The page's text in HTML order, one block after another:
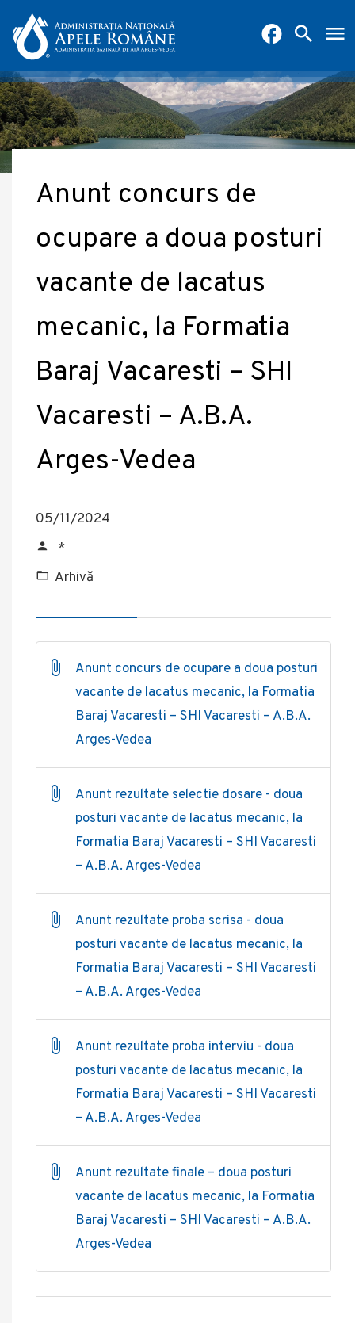
Anunt concurs de
ocupare a doua posturi
vacante de lacatus
mecanic, la Formatia
Baraj Vacaresti – SHI
Vacaresti – A.B.A.
Arges-Vedea
05/11/2024
*
Arhivă
Anunt concurs de ocupare a doua posturi
vacante de lacatus mecanic, la Formatia
Baraj Vacaresti – SHI Vacaresti – A.B.A.
Arges-Vedea
Anunt rezultate selectie dosare - doua
posturi vacante de lacatus mecanic, la
Formatia Baraj Vacaresti – SHI Vacaresti
– A.B.A. Arges-Vedea
Anunt rezultate proba scrisa - doua
posturi vacante de lacatus mecanic, la
Formatia Baraj Vacaresti – SHI Vacaresti
– A.B.A. Arges-Vedea
Anunt rezultate proba interviu - doua
posturi vacante de lacatus mecanic, la
Formatia Baraj Vacaresti – SHI Vacaresti
– A.B.A. Arges-Vedea
Anunt rezultate finale – doua posturi
vacante de lacatus mecanic, la Formatia
Baraj Vacaresti – SHI Vacaresti – A.B.A.
Arges-Vedea